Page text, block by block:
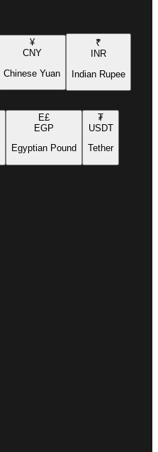
¥
CNY
Chinese Yuan
₹
INR
Indian Rupee
E£
EGP
Egyptian Pound
₮
USDT
Tether